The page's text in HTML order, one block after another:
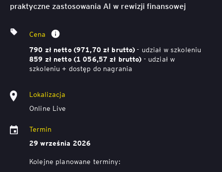
praktyczne zastosowania AI w rewizji finansowej
Cena
790 zł netto (971,70 zł brutto) - udział w szkoleniu
859 zł netto (1 056,57 zł brutto) - udział w
szkoleniu + dostęp do nagrania
Lokalizacja
Online Live
Termin
29 września 2026
Kolejne planowane terminy: